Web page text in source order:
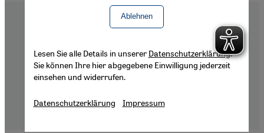
FooterÜber Uns
Impressum
Barrierefreiheitserklärung
Ablehnen
Lesen Sie alle Details in unserer Datenschutzerklärung.
Sie können Ihre hier abgegebene Einwilligung jederzeit
einsehen und widerrufen.
Datenschutzerklärung Impressum